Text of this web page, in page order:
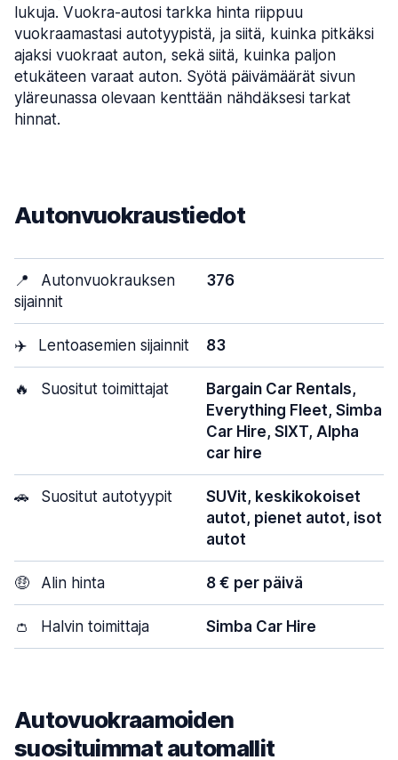
lukuja. Vuokra-autosi tarkka hinta riippuu
vuokraamastasi autotyypistä, ja siitä, kuinka pitkäksi
ajaksi vuokraat auton, sekä siitä, kuinka paljon
etukäteen varaat auton. Syötä päivämäärät sivun
yläreunassa olevaan kenttään nähdäksesi tarkat
hinnat.
Autonvuokraustiedot
📍
Autonvuokrauksen
sijainnit
376
✈️ Lentoasemien sijainnit 83
🔥 Suositut toimittajat
Bargain Car Rentals,
Everything Fleet, Simba
Car Hire, SIXT, Alpha
car hire
🚗 Suositut autotyypit
SUVit, keskikokoiset
autot, pienet autot, isot
autot
🤑 Alin hinta 8 € per päivä
👛 Halvin toimittaja Simba Car Hire
Autovuokraamoiden
suosituimmat automallit